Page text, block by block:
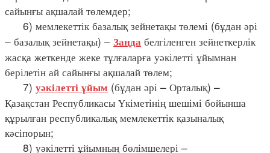
сайынғы ақшалай төлемдер;
6) мемлекеттік базалық зейнетақы төлемі (бұдан әрі
– базалық зейнетақы) – Заңда белгіленген зейнеткерлік
жасқа жеткенде жеке тұлғаларға уәкілетті ұйымнан
берілетін ай сайынғы ақшалай төлем;
7) уәкілетті ұйым (бұдан әрі – Орталық) –
Қазақстан Республикасы Үкіметінің шешімі бойынша
құрылған республикалық мемлекеттік қазыналық
кәсіпорын;
8) уәкілетті ұйымның бөлімшелері –